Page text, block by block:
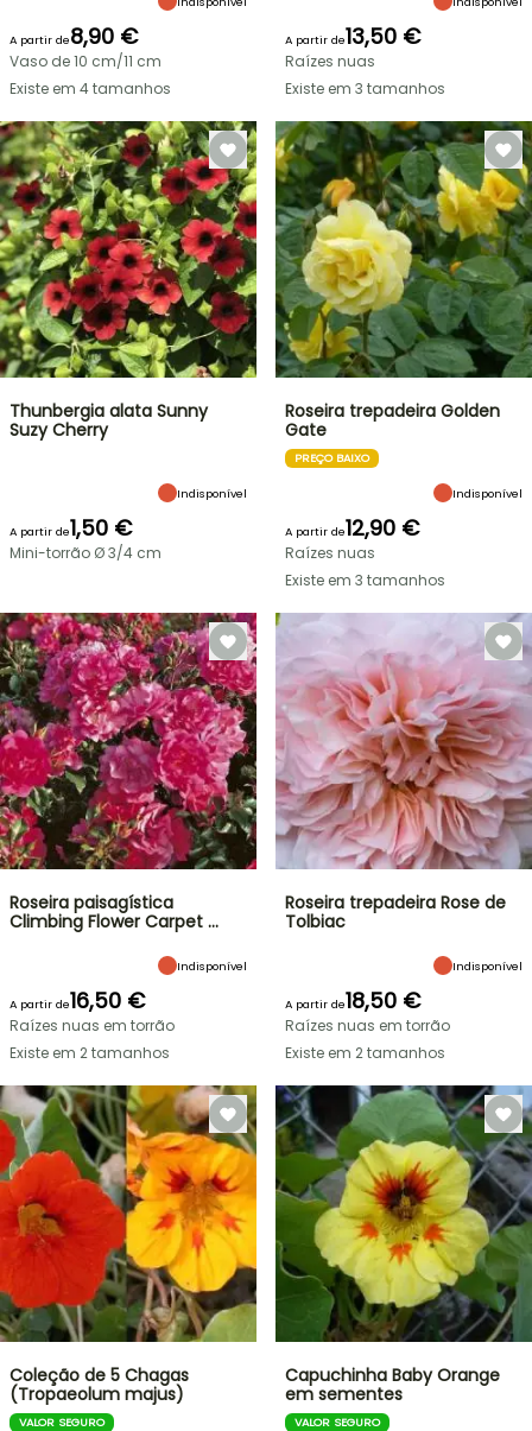
A partir de8,90 €
Vaso de 10 cm/11 cm
Existe em 4 tamanhos
A partir de13,50 €
Raízes nuas
Existe em 3 tamanhos
Thunbergia alata Sunny
Suzy Cherry
Indisponível
A partir de1,50 €
Mini-torrão Ø 3/4 cm
Roseira trepadeira Golden
Gate
PREÇO BAIXO
Indisponível
A partir de12,90 €
Raízes nuas
Existe em 3 tamanhos
Roseira paisagística
Climbing Flower Carpet …
Indisponível
A partir de16,50 €
Raízes nuas em torrão
Existe em 2 tamanhos
Roseira trepadeira Rose de
Tolbiac
Indisponível
A partir de18,50 €
Raízes nuas em torrão
Existe em 2 tamanhos
Coleção de 5 Chagas
(Tropaeolum majus)
VALOR SEGURO
Capuchinha Baby Orange
em sementes
VALOR SEGURO